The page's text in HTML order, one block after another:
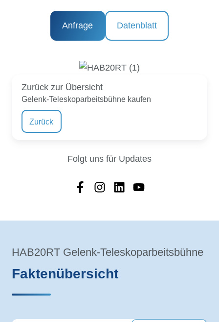
Anfrage Datenblatt
Zurück zur Übersicht
Gelenk-Teleskoparbeitsbühne kaufen
Zurück
Folgt uns für Updates
HAB20RT Gelenk-Teleskoparbeitsbühne
Faktenübersicht